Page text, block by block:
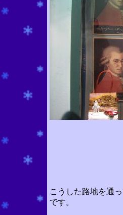
こうした路地を通
です。